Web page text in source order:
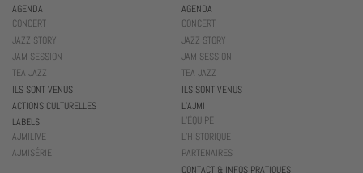
AGENDA
CONCERT
JAZZ STORY
JAM SESSION
TEA JAZZ
ILS SONT VENUS
AGENDA
CONCERT
JAZZ STORY
JAM SESSION
TEA JAZZ
ILS SONT VENUS
ACTIONS CULTURELLES
LABELS
AJMILIVE
AJMISÉRIE
L’AJMI
L’ÉQUIPE
L’HISTORIQUE
PARTENAIRES
CONTACT & INFOS PRATIQUES